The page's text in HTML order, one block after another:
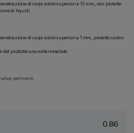
di corpi solidi superiori a 12 mm, non protetto
di liquidi.
di corpi solidi superiori a 1 mm, protetto contro
del prodotto una volta installato
pertinenti.
0.86